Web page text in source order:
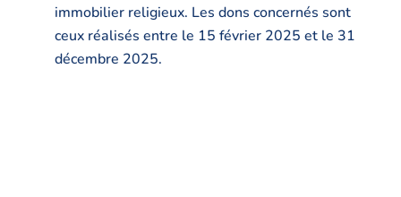
immobilier religieux. Les dons concernés sont
ceux réalisés entre le 15 février 2025 et le 31
décembre 2025.